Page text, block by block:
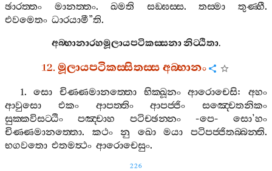
ඡාරත‍්තං
මානත‍්තං.ඛමති සඞ‍්ඝස‍්ස.තස‍්මා තුණ‍්හී.
එවමෙතං ධාරයාමී”ති.
අබ‍්භානාරහමූලායපටිකස‍්සනානිට‍්ඨිතා.
12.මූලායපටිකස‍්සිතස‍්සඅබ‍්භානං
1.සො චිණ‍්ණමානත‍්තො භික‍්ඛූනං ආරොචෙසි:අහං
ආවුසො
එකං ආපත‍්තිං ආපජ‍්ජිං
සඤ‍්චෙතනිකං
සුක‍්කවිසට‍්ඨිං
පඤ‍්චාහ පටිච‍්ඡන‍්නං-පෙ- සො’හං
චිණ‍්ණමානත‍්තො. කථං නු ඛො මයා පටිපජ‍්ජිතබ‍්බන‍්ති.
භගවතො එතමත්‍ථං ආරොචෙසුං.
226